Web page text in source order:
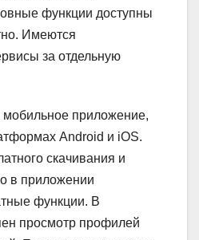
функции доступны
Имеются
за отдельную
приложение,
Android и iOS.
скачивания и
в приложении
функции. В
просмотр профилей